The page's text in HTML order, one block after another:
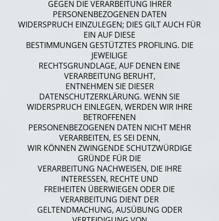
GEGEN DIE VERARBEITUNG IHRER
PERSONENBEZOGENEN DATEN
WIDERSPRUCH EINZULEGEN; DIES GILT AUCH FÜR
EIN AUF DIESE
BESTIMMUNGEN GESTÜTZTES PROFILING. DIE
JEWEILIGE
RECHTSGRUNDLAGE, AUF DENEN EINE
VERARBEITUNG BERUHT,
ENTNEHMEN SIE DIESER
DATENSCHUTZERKLÄRUNG. WENN SIE
WIDERSPRUCH EINLEGEN, WERDEN WIR IHRE
BETROFFENEN
PERSONENBEZOGENEN DATEN NICHT MEHR
VERARBEITEN, ES SEI DENN,
WIR KÖNNEN ZWINGENDE SCHUTZWÜRDIGE
GRÜNDE FÜR DIE
VERARBEITUNG NACHWEISEN, DIE IHRE
INTERESSEN, RECHTE UND
FREIHEITEN ÜBERWIEGEN ODER DIE
VERARBEITUNG DIENT DER
GELTENDMACHUNG, AUSÜBUNG ODER